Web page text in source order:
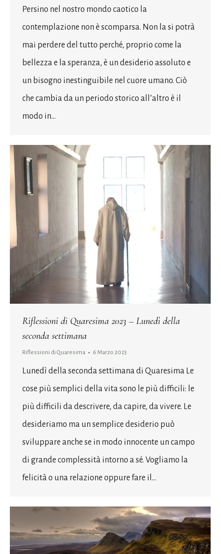
Persino nel nostro mondo caotico la
contemplazione non è scomparsa. Non la si potrà
mai perdere del tutto perché, proprio come la
bellezza e la speranza, è un desiderio assoluto e
un bisogno inestinguibile nel cuore umano. Ciò
che cambia da un periodo storico all’altro è il
modo in…
Riflessioni di Quaresima 2023 – Lunedì della
seconda settimana
Riflessioni di Quaresima 6 Marzo 2023
Lunedì della seconda settimana di Quaresima Le
cose più semplici della vita sono le più difficili: le
più difficili da descrivere, da capire, da vivere. Le
desideriamo ma un semplice desiderio può
sviluppare anche se in modo innocente un campo
di grande complessità intorno a sé. Vogliamo la
felicità o una relazione oppure fare il…